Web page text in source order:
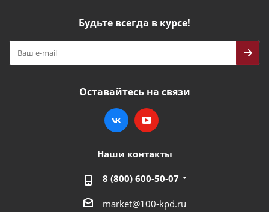
Будьте всегда в курсе!
Оставайтесь на связи
Наши контакты
8 (800) 600-50-07
market@100-kpd.ru